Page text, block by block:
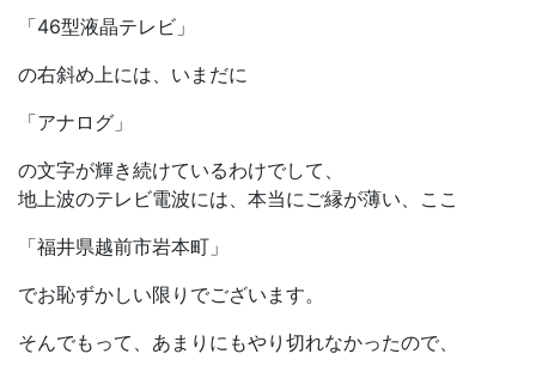
「46型液晶テレビ」
の右斜め上には、いまだに
「アナログ」
の文字が輝き続けているわけでして、
地上波のテレビ電波には、本当にご縁が薄い、ここ
「福井県越前市岩本町」
でお恥ずかしい限りでございます。
そんでもって、あまりにもやり切れなかったので、